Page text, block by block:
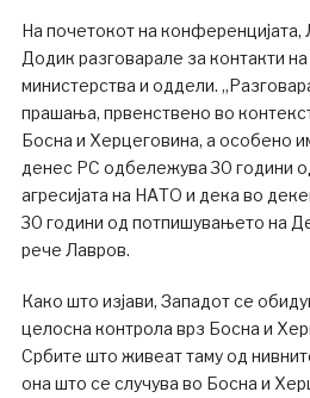
На почетокот на конференцијата,
Додик разговарале за контакти
министерства и оддели.
прашања, првенствено во
Босна и Херцеговина, а особено
денес РС одбележува 30 години
агресијата на НАТО и дека во
30 години од потпишувањето на
рече Лавров.
Како што изјави, Западот се
целосна контрола врз Босна и
Србите што живеат таму од
она што се случува во Босна и